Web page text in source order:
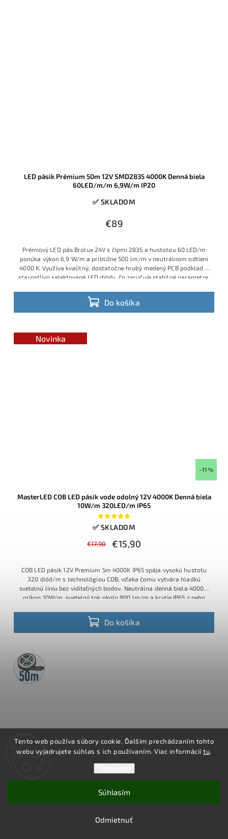
Tento web používa súbory cookie. Ďalším prechádzaním tohto
webu vyjadrujete súhlas s ich používaním. Viac informáciítu.
Odmietnuť
Súhlasím
LED pásik Prémium 50m 12V SMD2835 4000K Denná biela
60LED/m/m 6,9W/m IP20
✅ SKLADOM
€89
Do košíka
Prémiový LED pás Brolux 24V s čipmi 2835 a hustotou 60 LED/m
ponúka výkon 6,9 W/m a približne 500 lm/m v neutrálnom odtieni
4000 K. Využíva kvalitný, dostatočne hrubý medený PCB podklad a
starostlivo selektované LED diódy, čo zaručuje stabilné parametre,
Novinka
–11 %
MasterLED COB LED pásik vode odolný 12V 4000K Denná biela
10W/m 320LED/m IP65
✅ SKLADOM
€17,90 €15,90
Do košíka
COB LED pásik 12V Premium 5m 4000K IP65 spája vysokú hustotu
320 diód/m s technológiou COB, vďaka čomu vytvára hladkú
svetelnú líniu bez viditeľných bodov. Neutrálna denná biela 4000K,
príkon 10W/m, svetelný tok okolo 800 lm/m a krytie IP65 z neho
moderné exteriérové podhľady.
50m
rolka
Brolux Led pásik 50m 12V SMD2835 120LED/m 13W/m 4000K
Denná biela IP20